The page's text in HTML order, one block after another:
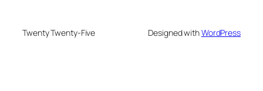
Twenty Twenty-Five Designed withWordPress